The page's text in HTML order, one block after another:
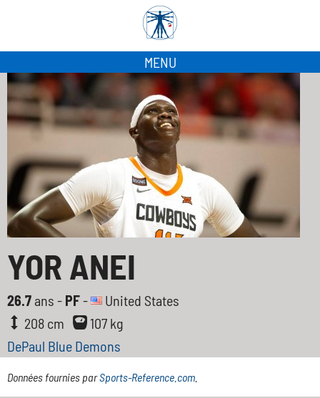
MENU
YOR ANEI
26.7 ans - PF-
United States
208 cm
107 kg
DePaul Blue Demons
Données fournies parSports-Reference.com